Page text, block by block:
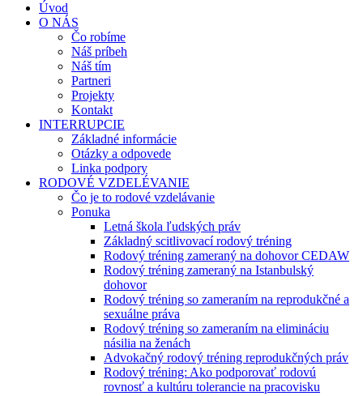
Úvod
O NÁS
Čo robíme
Náš príbeh
Náš tím
Partneri
Projekty
Kontakt
INTERRUPCIE
Základné informácie
Otázky a odpovede
Linka podpory
RODOVÉ VZDELÉVANIE
Čo je to rodové vzdelávanie
Ponuka
Letná škola ľudských práv
Základný scitlivovací rodový tréning
Rodový tréning zameraný na dohovor CEDAW
Rodový tréning zameraný na Istanbulský
dohovor
Rodový tréning so zameraním na reprodukčné a
sexuálne práva
Rodový tréning so zameraním na elimináciu
násilia na ženách
Advokačný rodový tréning reprodukčných práv
Rodový tréning: Ako podporovať rodovú
rovnosť a kultúru tolerancie na pracovisku